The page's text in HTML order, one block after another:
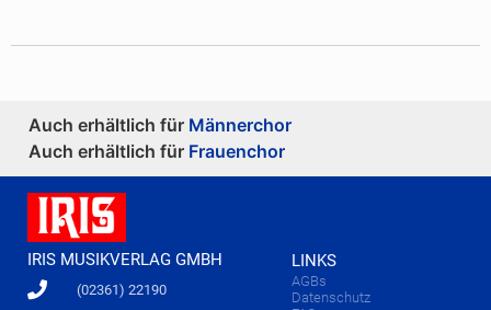
Auch erhältlich für Männerchor
Auch erhältlich für Frauenchor
IRIS MUSIKVERLAG GMBH
(02361) 22190
LINKS
AGBs
Datenschutz